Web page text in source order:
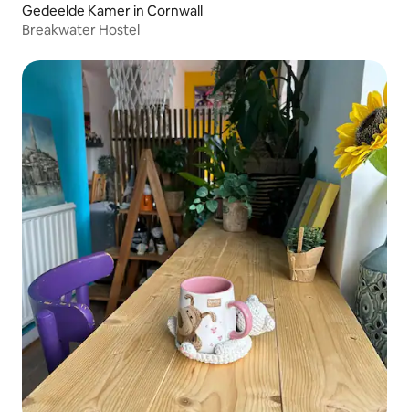
Gedeelde Kamer in Cornwall
Breakwater Hostel